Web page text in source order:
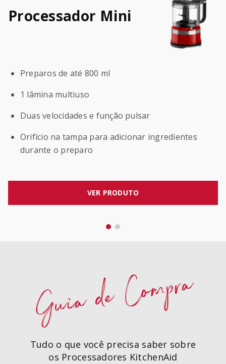
Processador Mini
Preparos de até 800 ml
1 lâmina multiuso
Duas velocidades e função pulsar
Orifício na tampa para adicionar ingredientes
durante o preparo
VER PRODUTO
Guia de Compra
Tudo o que você precisa saber sobre
os Processadores KitchenAid